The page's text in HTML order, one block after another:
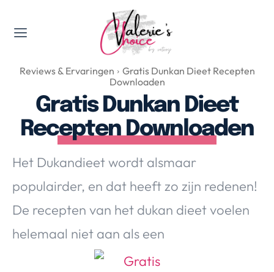
Valerie's Topics
Travel & Culture
Food & Drinks
Happyness & Opmerkelijk
Lifestyle, Sport & Duurzaamheid
Health & Beauty
Huis & Tuin
Nieuws & Media
Reviews & Ervaringen
Gratis Dunkan Dieet Recepten
Downloaden
Gratis Dunkan Dieet
Recepten Downloaden
Het Dukandieet wordt alsmaar
populairder, en dat heeft zo zijn redenen!
De recepten van het dukan dieet voelen
helemaal niet aan als een